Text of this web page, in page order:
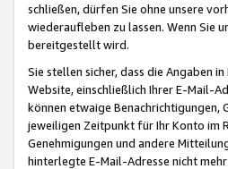
schließen, dürfen Sie ohne unsere
wiederaufleben zu lassen. Wenn Sie
bereitgestellt wird.
Sie stellen sicher, dass die Angaben
Website, einschließlich Ihrer E-Mail-
können etwaige Benachrichtigungen,
jeweiligen Zeitpunkt für Ihr Konto im
Genehmigungen und andere
hinterlegte E-Mail-Adresse nicht